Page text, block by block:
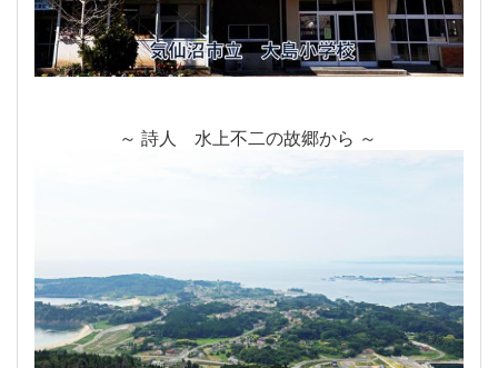
～ 詩人 水上不二の故郷から ～